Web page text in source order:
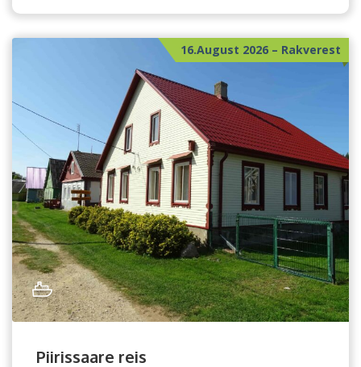
16.August 2026 – Rakverest
Piirissaare reis